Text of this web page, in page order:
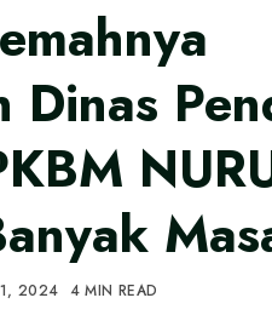
Dinas
2024 4 MIN READ